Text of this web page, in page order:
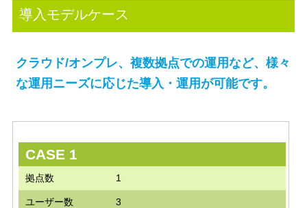
導入モデルケース
クラウド/オンプレ、複数拠点での運用など、様々
な運用ニーズに応じた導入・運用が可能です。
CASE 1
拠点数 1
ユーザー数 3